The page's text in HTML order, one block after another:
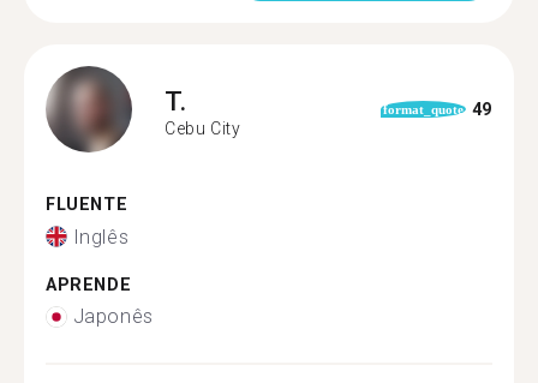
T.
Cebu City
format_quote 49
FLUENTE
Inglês
APRENDE
Japonês